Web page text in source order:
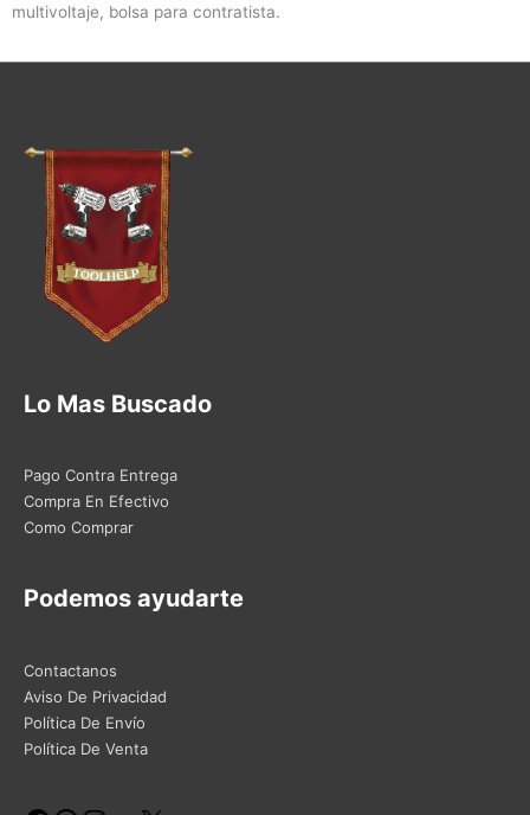
multivoltaje, bolsa para contratista.
Lo Mas Buscado
Pago Contra Entrega
Compra En Efectivo
Como Comprar
Podemos ayudarte
Contactanos
Aviso De Privacidad
Política De Envío
Política De Venta